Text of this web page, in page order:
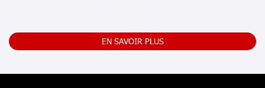
EN SAVOIR PLUS